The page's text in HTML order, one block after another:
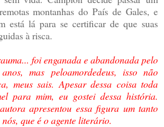
montanhas do País de Gales, e
está lá para se certificar de que suas
à risca.
foi enganada e abandonada pelo
mas peloamordedeus, isso não
meus sais. Apesar dessa coisa toda
para mim, eu gostei dessa história.
apresentou essa figura um tanto
que é o agente literário.